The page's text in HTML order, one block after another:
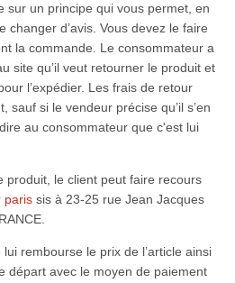
sur un principe qui vous permet, en
changer d’avis. Vous devez le faire
la commande. Le consommateur a
site qu’il veut retourner le produit et
l’expédier. Les frais de retour
sauf si le vendeur précise qu’il s’en
au consommateur que c'est lui
produit, le client peut faire recours
paris sis à 23-25 rue Jean Jacques
rembourse le prix de l’article ainsi
départ avec le moyen de paiement